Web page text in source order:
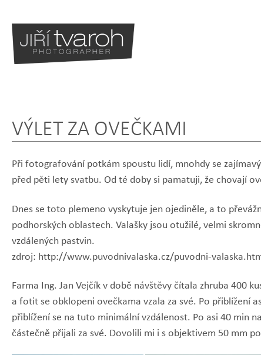
VÝLET ZA OVEČKAMI
Při fotografování potkám spoustu lidí, mnohdy se
před pěti lety svatbu. Od té doby si pamatuji, že chovají
Dnes se toto plemeno vyskytuje jen ojediněle, a to
podhorských oblastech. Valašky jsou otužilé, velmi
vzdálených pastvin.
zdroj: http://www.puvodnivalaska.cz/puvodni-
Farma Ing. Jan Vejčík v době návštěvy čítala zhruba 400
a fotit se obklopeni ovečkama vzala za své. Po přiblížení
přiblížení se na tuto minimální vzdálenost. Po asi 40 min
částečně přijali za své. Dovolili mi i s objektivem 50 mm